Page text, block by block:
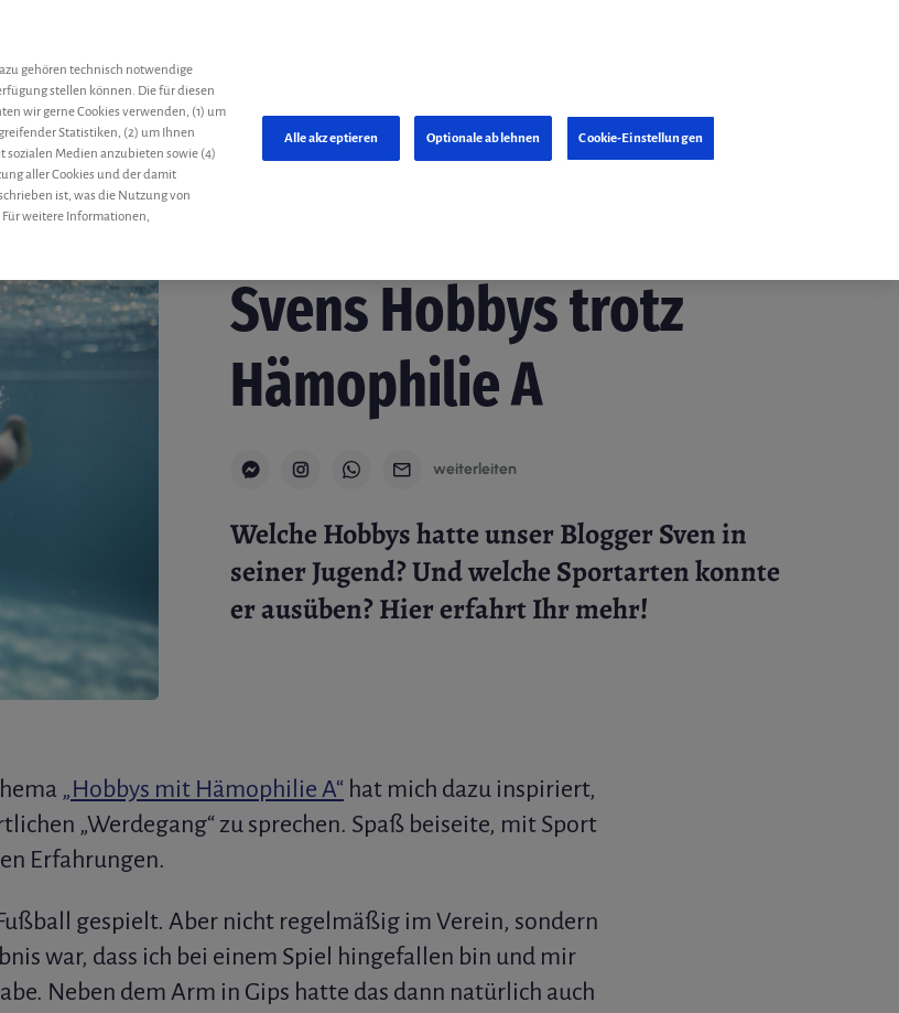
Svens Hobbys trotz
Hämophilie A
weiterleiten
Welche Hobbys hatte unser Blogger Sven in
seiner Jugend? Und welche Sportarten konnte
er ausüben? Hier erfahrt Ihr mehr!
„Hobbys mit Hämophilie A“ hat mich dazu inspiriert,
„Werdegang“ zu sprechen. Spaß beiseite, mit Sport
Erfahrungen.
gespielt. Aber nicht regelmäßig im Verein, sondern
war, dass ich bei einem Spiel hingefallen bin und mir
Neben dem Arm in Gips hatte das dann natürlich auch
gehören technisch notwendige
stellen können. Die für diesen
wir gerne Cookies verwenden, (1) um
Statistiken, (2) um Ihnen
Medien anzubieten sowie (4)
aller Cookies und der damit
ist, was die Nutzung von
weitere Informationen,
Cookie-Einstellungen
Optionale ablehnen
Alle akzeptieren